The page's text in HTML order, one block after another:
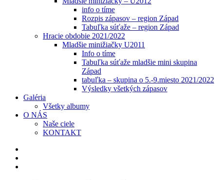
info o tíme
Rozpis zápasov – region Západ
Tabuľka súťaže – region Západ
Hracie obdobie 2021/2022
Mladšie minižiačky U2011
Info o tíme
Tabuľka súťaže mladšie mini skupina
Západ
tabuľka – skupina o 5.-9.miesto 2021/2022
Výsledky všetkých zápasov
Galéria
Všetky albumy
O NÁS
Naše ciele
KONTAKT